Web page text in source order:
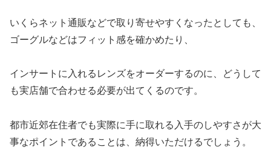
いくらネット通販などで取り寄せやすくなったとしても、
ゴーグルなどはフィット感を確かめたり、
インサートに入れるレンズをオーダーするのに、どうして
も実店舗で合わせる必要が出てくるのです。
都市近郊在住者でも実際に手に取れる入手のしやすさが大
事なポイントであることは、納得いただけるでしょう。